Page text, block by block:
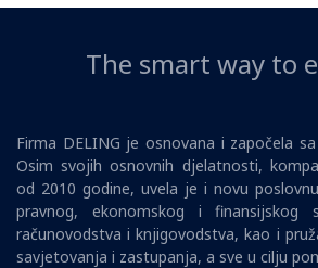
The smart way to
Firma DELING je osnovana i započela
Osim svojih osnovnih djelatnosti,
od 2010 godine, uvela je i novu
pravnog, ekonomskog i finansijskog
računovodstva i knjigovodstva, kao i
savjetovanja i zastupanja, a sve u cilju